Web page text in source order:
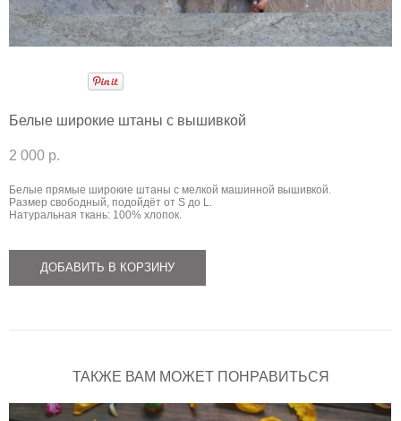
Белые широкие штаны с вышивкой
2 000 p.
Белые прямые широкие штаны с мелкой машинной вышивкой.
Размер свободный, подойдёт от S до L.
Натуральная ткань: 100% хлопок.
ДОБАВИТЬ В КОРЗИНУ
ТАКЖЕ ВАМ МОЖЕТ ПОНРАВИТЬСЯ